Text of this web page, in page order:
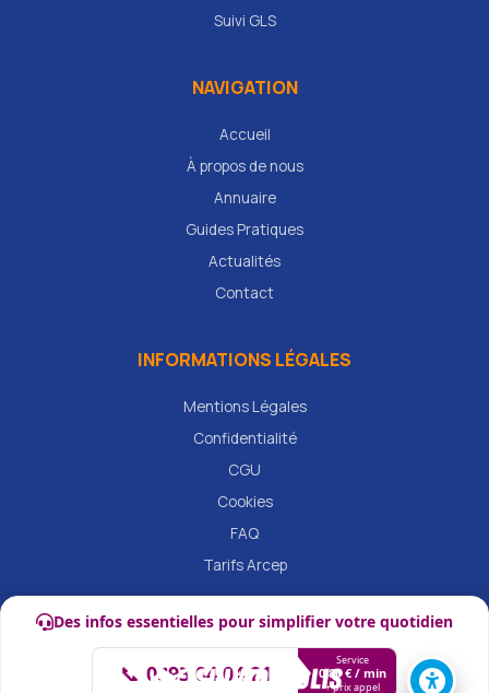
Des infos essentielles pour simplifier votre quotidien
📞 0893 04 04 21
Service
0,80 € / min
+ prix appel
Suivi GLS
NAVIGATION
Accueil
À propos de nous
Annuaire
Guides Pratiques
Actualités
Contact
INFORMATIONS LÉGALES
Mentions Légales
Confidentialité
CGU
Cookies
FAQ
Tarifs Arcep